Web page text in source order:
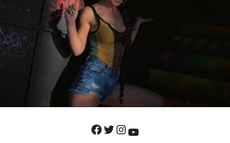
Facebook Twitter Instagram YouTube